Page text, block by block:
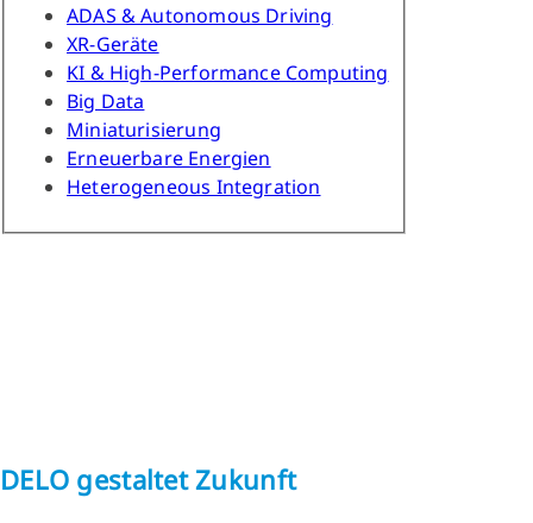
ADAS & Autonomous Driving
XR-Geräte
KI & High-Performance Computing
Big Data
Miniaturisierung
Erneuerbare Energien
Heterogeneous Integration
DELO gestaltet Zukunft